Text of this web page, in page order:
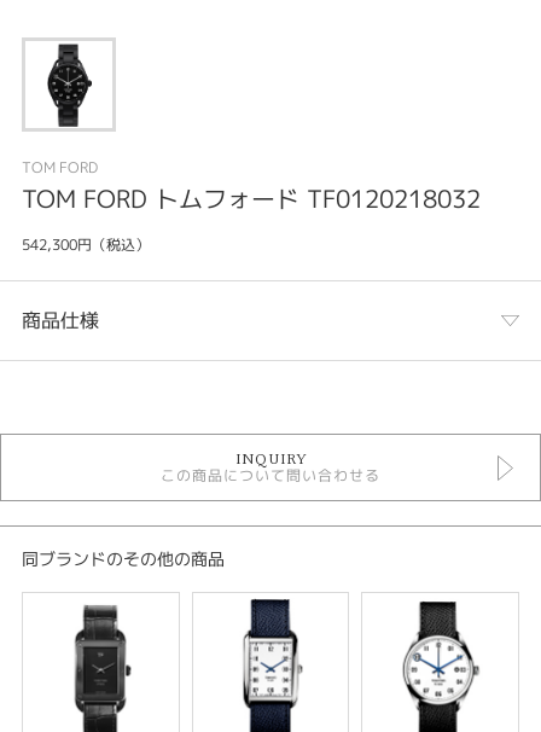
TOM FORD
TOM FORD トムフォード TF0120218032
542,300円（税込）
商品仕様
時計
5気圧防水以下
メンズウォッチ
金属ベルト
メンズ 腕時計
TOM FORD
INQUIRY
この商品について問い合わせる
同ブランドのその他の商品